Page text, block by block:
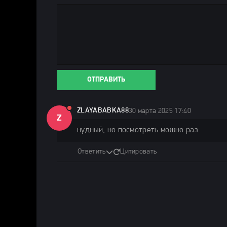
ОТПРАВИТЬ
Z
ZLAYABABKA8830 марта 2025 17:40
нудный, но посмотреть можно раз.
Ответить Цитировать